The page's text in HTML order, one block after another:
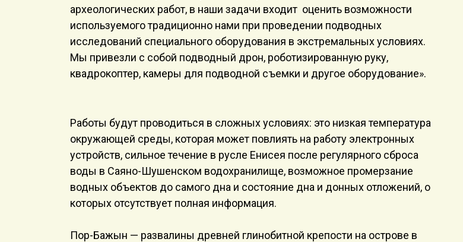
археологических работ, в наши задачи входит оценить возможности
используемого традиционно нами при проведении подводных
исследований специального оборудования в экстремальных условиях.
Мы привезли с собой подводный дрон, роботизированную руку,
квадрокоптер, камеры для подводной съемки и другое оборудование».
Работы будут проводиться в сложных условиях: это низкая температура
окружающей среды, которая может повлиять на работу электронных
устройств, сильное течение в русле Енисея после регулярного сброса
воды в Саяно-Шушенском водохранилище, возможное промерзание
водных объектов до самого дна и состояние дна и донных отложений, о
которых отсутствует полная информация.
Пор-Бажын — развалины древней глинобитной крепости на острове в